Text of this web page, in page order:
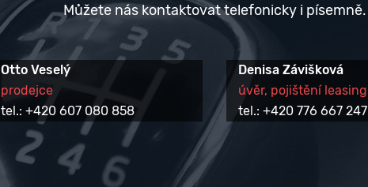
Můžete nás kontaktovat telefonicky i písemně.
Otto Veselý
prodejce
tel.: +420 607 080 858
Denisa Závišková
úvěr, pojištění leasing
tel.: +420 776 667 247